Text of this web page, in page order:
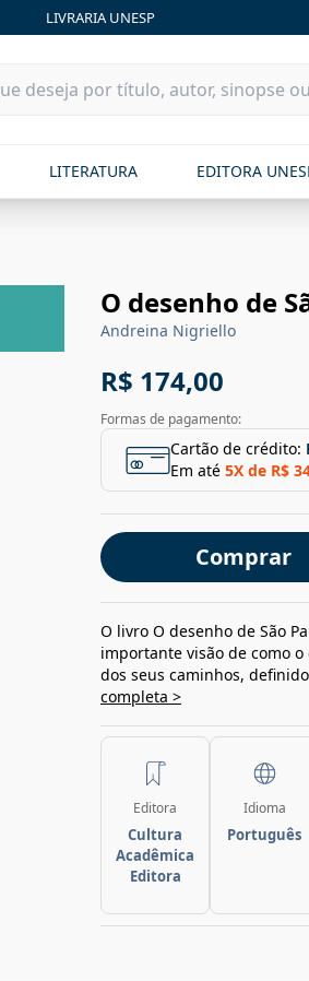
LIVRARIA UNESP
LITERATURA EDITORA
O desenho de
Andreina Nigriello
R$ 174,00
Formas de pagamento:
Cartão de crédito:
Em até 5X de R$
Comprar
O livro O desenho de São
importante visão de como
dos seus caminhos,
completa >
Editora
Cultura
Acadêmica
Editora
Idioma
Português